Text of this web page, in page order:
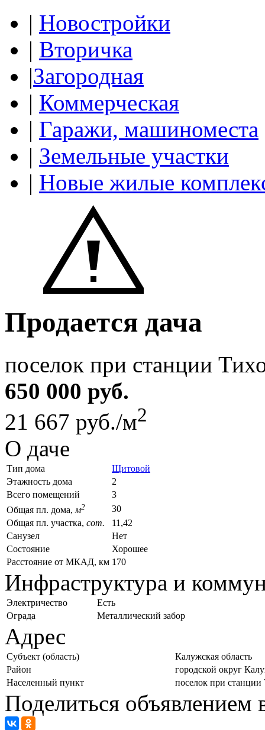
| Новостройки
| Вторичка
|Загородная
| Коммерческая
| Гаражи, машиноместа
| Земельные участки
| Новые жилые
Продается дача
поселок при станции
650 000 руб.
21 667 руб./м2
О даче
Тип дома
Щитовой
Этажность дома
2
Всего помещений
3
Общая пл. дома, м2
30
Общая пл. участка, сот.
11,42
Санузел
Нет
Состояние
Хорошее
Расстояние от МКАД, км 170
Инфраструктура и
Электричество
Есть
Ограда
Металлический забор
Адрес
Субъект (область)
Калужская область
Район
городской округ
Населенный пункт
поселок при
Поделиться объявлением